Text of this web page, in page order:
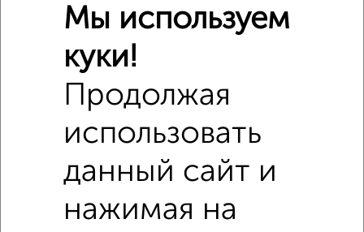
Похожие предложения рядом
Мы используем
куки!
Продолжая
использовать
данный сайт и
нажимая на